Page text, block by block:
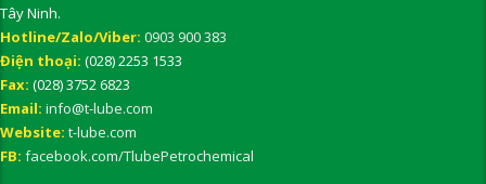
Tây Ninh.
Hotline/Zalo/Viber: 0903 900 383
Điện thoại: (028) 2253 1533
Fax: (028) 3752 6823
Email: info@t-lube.com
Website: t-lube.com
FB: facebook.com/TlubePetrochemical